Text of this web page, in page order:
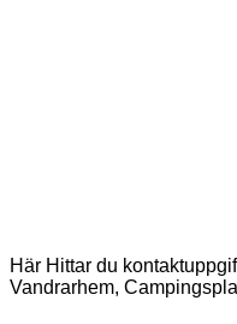
Här Hittar du
Vandrarhem,